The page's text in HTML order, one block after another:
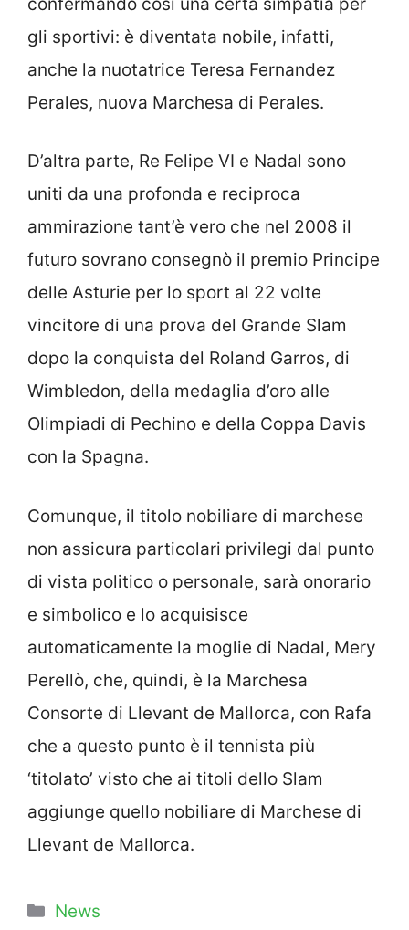
gli sportivi: è diventata nobile, infatti,
anche la nuotatrice Teresa Fernandez
Perales, nuova Marchesa di Perales.
D’altra parte, Re Felipe VI e Nadal sono
uniti da una profonda e reciproca
ammirazione tant’è vero che nel 2008 il
futuro sovrano consegnò il premio Principe
delle Asturie per lo sport al 22 volte
vincitore di una prova del Grande Slam
dopo la conquista del Roland Garros, di
Wimbledon, della medaglia d’oro alle
Olimpiadi di Pechino e della Coppa Davis
con la Spagna.
Comunque, il titolo nobiliare di marchese
non assicura particolari privilegi dal punto
di vista politico o personale, sarà onorario
e simbolico e lo acquisisce
automaticamente la moglie di Nadal, Mery
Perellò, che, quindi, è la Marchesa
Consorte di Llevant de Mallorca, con Rafa
che a questo punto è il tennista più
‘titolato’ visto che ai titoli dello Slam
aggiunge quello nobiliare di Marchese di
Llevant de Mallorca.
Categorie
News